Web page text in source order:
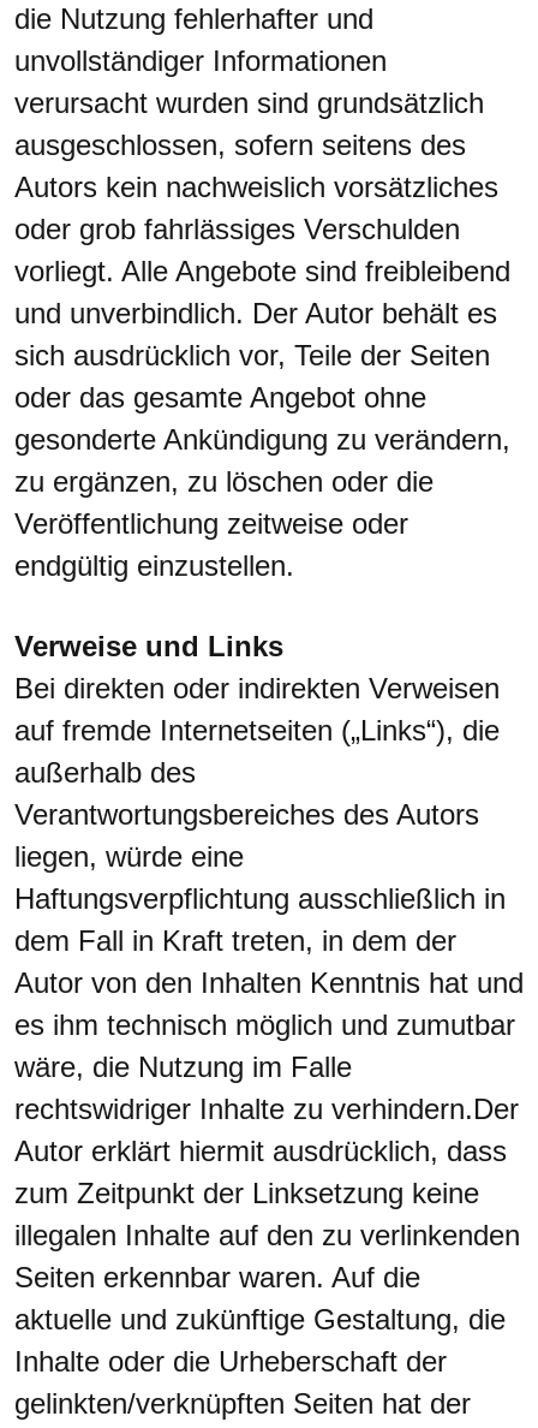
die Nutzung fehlerhafter und
unvollständiger Informationen
verursacht wurden sind grundsätzlich
ausgeschlossen, sofern seitens des
Autors kein nachweislich vorsätzliches
oder grob fahrlässiges Verschulden
vorliegt. Alle Angebote sind freibleibend
und unverbindlich. Der Autor behält es
sich ausdrücklich vor, Teile der Seiten
oder das gesamte Angebot ohne
gesonderte Ankündigung zu verändern,
zu ergänzen, zu löschen oder die
Veröffentlichung zeitweise oder
endgültig einzustellen.
Verweise und Links
Bei direkten oder indirekten Verweisen
auf fremde Internetseiten („Links“), die
außerhalb des
Verantwortungsbereiches des Autors
liegen, würde eine
Haftungsverpflichtung ausschließlich in
dem Fall in Kraft treten, in dem der
Autor von den Inhalten Kenntnis hat und
es ihm technisch möglich und zumutbar
wäre, die Nutzung im Falle
rechtswidriger Inhalte zu verhindern.Der
Autor erklärt hiermit ausdrücklich, dass
zum Zeitpunkt der Linksetzung keine
illegalen Inhalte auf den zu verlinkenden
Seiten erkennbar waren. Auf die
aktuelle und zukünftige Gestaltung, die
Inhalte oder die Urheberschaft der
gelinkten/verknüpften Seiten hat der